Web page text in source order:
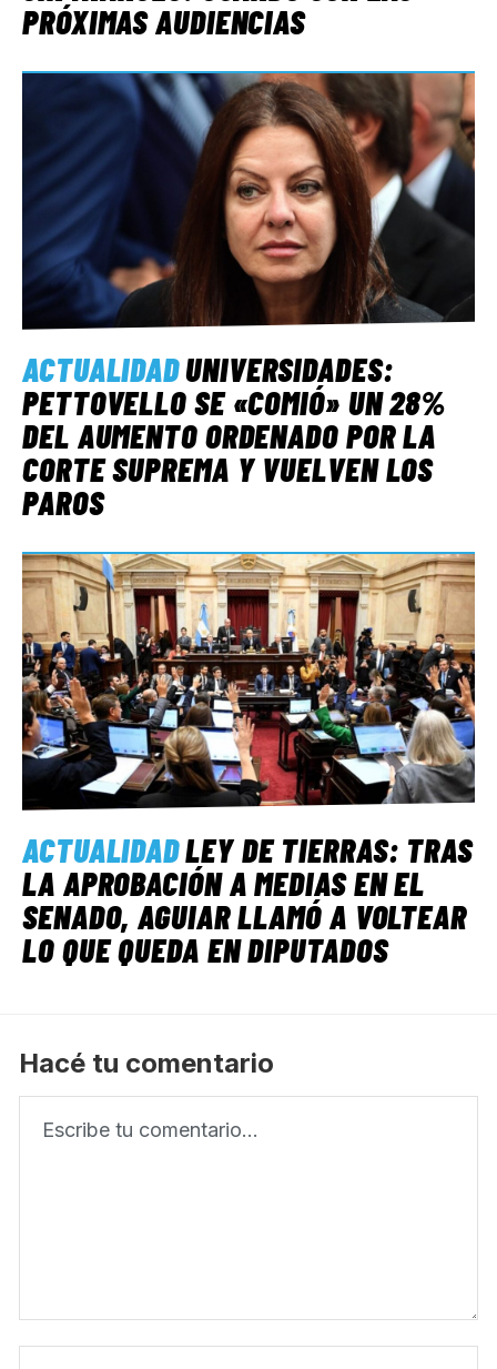
PRÓXIMAS AUDIENCIAS
ACTUALIDADUNIVERSIDADES:
PETTOVELLO SE «COMIÓ» UN 28%
DEL AUMENTO ORDENADO POR LA
CORTE SUPREMA Y VUELVEN LOS
PAROS
ACTUALIDADLEY DE TIERRAS: TRAS
LA APROBACIÓN A MEDIAS EN EL
SENADO, AGUIAR LLAMÓ A VOLTEAR
LO QUE QUEDA EN DIPUTADOS
Hacé tu comentario